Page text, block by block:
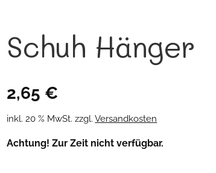
Schuh Hänger
2,65 €
inkl. 20 % MwSt. zzgl.Versandkosten
Achtung! Zur Zeit nicht verfügbar.